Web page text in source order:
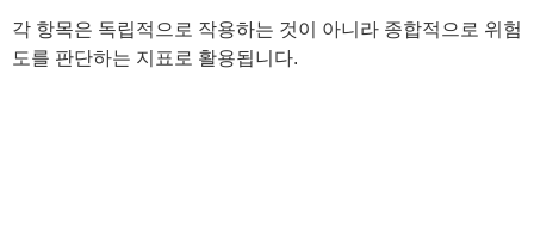
각 항목은 독립적으로 작용하는 것이 아니라 종합적으로 위험
도를 판단하는 지표로 활용됩니다.